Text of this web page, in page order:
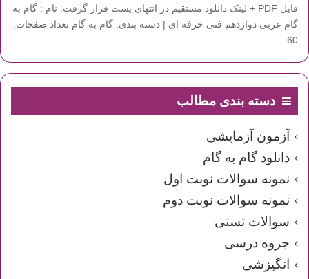
فایل PDF + لینک دانلود مستقیم در انتهای پست قرار گرفت. نام : گام به
گام عربی دوازدهم فنی حرفه ای | دسته بندی: گام به گام تعداد صفحات:
60…
دسته بندی مطالب
آزمون آزمایشی
دانلود گام به گام
نمونه سوالات نوبت اول
نمونه سوالات نوبت دوم
سوالات تستی
جزوه درسی
انگیزشی